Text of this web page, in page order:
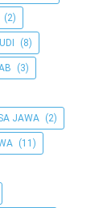
(2)
(8)
(3)
JAWA (2)
(11)